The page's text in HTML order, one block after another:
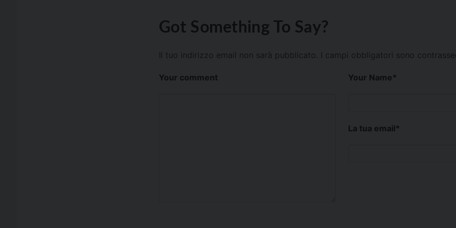
Got Something To Say?
Il tuo indirizzo email non sarà pubblicato. I campi obbligatori sono
Your comment Your Name*
La tua email*